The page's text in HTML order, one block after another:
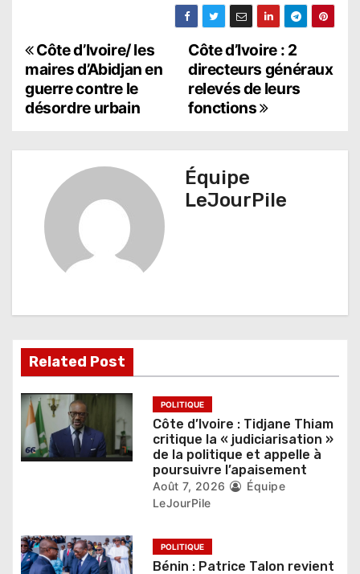
N
a
v
i
d
e
l
’
t
Côte d’Ivoire : 2
directeurs généraux
relevés de leurs
fonctions
Côte d’Ivoire/ les
maires d’Abidjan en
guerre contre le
désordre urbain
Équipe
LeJourPile
Related Post
POLITIQUE
Côte d’Ivoire : Tidjane Thiam
critique la « judiciarisation »
de la politique et appelle à
poursuivre l’apaisement
Août 7, 2026
Équipe
LeJourPile
POLITIQUE
Bénin : Patrice Talon revient